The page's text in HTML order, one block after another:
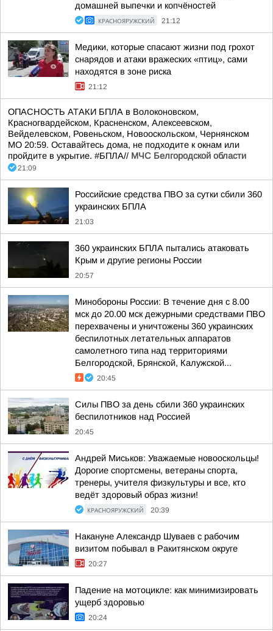
домашней выпечки и копчёностей
КРАСНОЯРУЖСКИЙ 21:12
Медики, которые спасают жизни под грохот
снарядов и атаки вражеских «птиц», сами
находятся в зоне риска
21:12
ОПАСНОСТЬ АТАКИ БПЛА в Волоконовском,
Красногвардейском, Красненском, Алексеевском,
Вейделевском, Ровеньском, Новооскольском, Чернянском
МО 20:59. Оставайтесь дома, не подходите к окнам или
пройдите в укрытие. #БПЛА// МЧС Белгородской области
21:09
Российские средства ПВО за сутки сбили 360
украинских БПЛА
21:03
360 украинских БПЛА пытались атаковать
Крым и другие регионы России
20:57
Минобороны России: В течение дня с 8.00
мск до 20.00 мск дежурными средствами ПВО
перехвачены и уничтожены 360 украинских
беспилотных летательных аппаратов
самолетного типа над территориями
Белгородской, Брянской, Калужской...
20:45
Силы ПВО за день сбили 360 украинских
беспилотников над Россией
20:45
Андрей Миськов: Уважаемые новооскольцы!
Дорогие спортсмены, ветераны спорта,
тренеры, учителя физкультуры и все, кто
ведёт здоровый образ жизни!
КРАСНОЯРУЖСКИЙ 20:39
Накануне Александр Шуваев с рабочим
визитом побывал в Ракитянском округе
20:27
Падение на мотоцикле: как минимизировать
ущерб здоровью
20:24